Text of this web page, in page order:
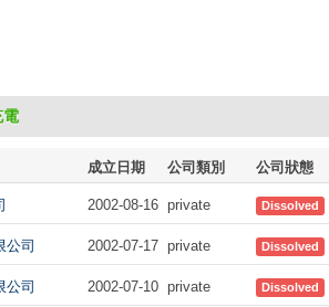
成立日期 公司類別 公司狀態
2002-08-16 private Dissolved
公司 2002-07-17 private Dissolved
公司 2002-07-10 private Dissolved